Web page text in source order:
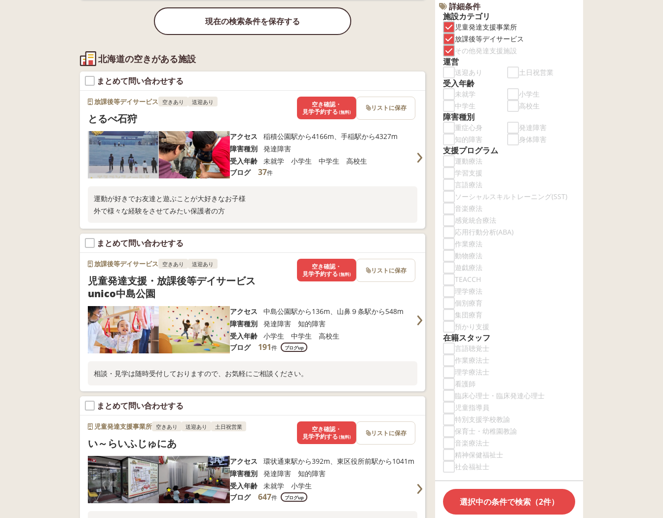
現在の検索条件を保存する
北海道の空きがある施設
まとめて問い合わせする
放課後等デイサービス 空きあり 送迎あり
とるべ石狩
アクセス
稲積公園駅から4166m、手稲駅から4327m
障害種別
発達障害
受入年齢
未就学 小学生 中学生 高校生
ブログ
37件
運動が好きでお友達と遊ぶことが大好きなお子様
外で様々な経験をさせてみたい保護者の方
空き確認・
見学予約する (無料) リストに保存
まとめて問い合わせする
放課後等デイサービス 空きあり 送迎あり
児童発達支援・放課後等デイサービス
unico中島公園
アクセス
中島公園駅から136m、山鼻９条駅から548m
障害種別
発達障害 知的障害
受入年齢
小学生 中学生 高校生
ブログ
191件 ブログup
相談・見学は随時受付しておりますので、お気軽にご相談ください。
空き確認・
見学予約する (無料) リストに保存
まとめて問い合わせする
児童発達支援事業所 空きあり 送迎あり 土日祝営業
い～らいふじゅにあ
アクセス
環状通東駅から392m、東区役所前駅から1041m
障害種別
発達障害 知的障害
受入年齢
未就学 小学生
ブログ
647件 ブログup
空き確認・
見学予約する (無料) リストに保存
詳細条件
施設カテゴリ
児童発達支援事業所
放課後等デイサービス
その他発達支援施設
運営
送迎あり 土日祝営業
受入年齢
未就学
小学生
中学生
高校生
障害種別
重症心身
発達障害
知的障害
身体障害
支援プログラム
運動療法
学習支援
言語療法
ソーシャルスキルトレーニング(SST)
音楽療法
感覚統合療法
応用行動分析(ABA)
作業療法
動物療法
遊戯療法
TEACCH
理学療法
個別療育
集団療育
預かり支援
在籍スタッフ
言語聴覚士
作業療法士
理学療法士
看護師
臨床心理士・臨床発達心理士
児童指導員
特別支援学校教諭
保育士・幼稚園教諭
音楽療法士
精神保健福祉士
社会福祉士
選択中の条件で検索（2件）